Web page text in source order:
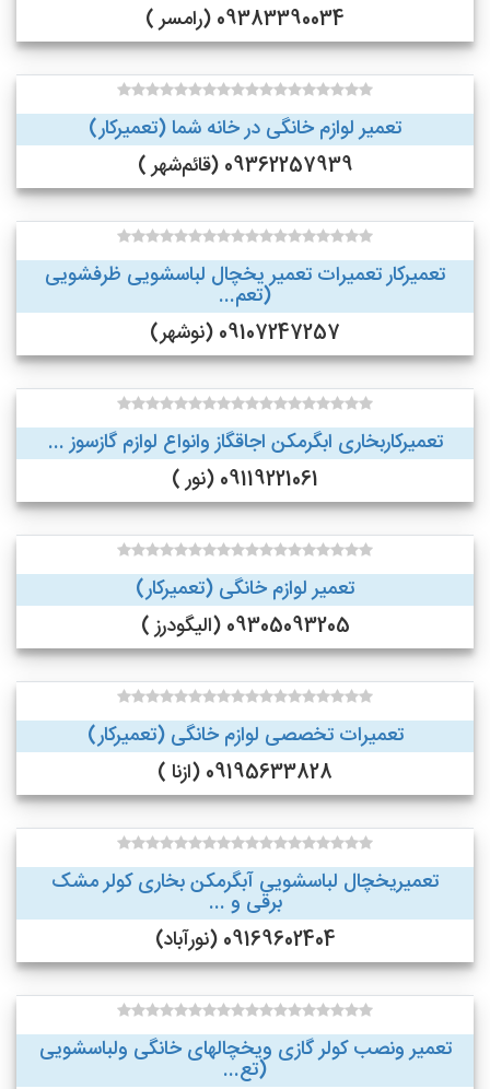
09383390034 (رامسر )
تعمیر لوازم خانگی در خانه شما (تعمیرکار)
09362257939 (قائم‌شهر )
تعمیرکار تعمیرات تعمیر یخچال لباسشویی ظرفشویی
(تعم...
09107247257 (نوشهر)
تعمیرکاربخاری ابگرمکن اجاقگاز وانواع لوازم گازسوز ...
09119221061 (نور )
تعمیر لوازم خانگی (تعمیرکار)
09305093205 (الیگودرز )
تعمیرات تخصصی لوازم خانگی (تعمیرکار)
09195633828 (ازنا )
تعمیریخچال لباسشویی آبگرمکن بخاری کولر مشک
برقی و ...
09169602404 (نورآباد)
تعمیر ونصب کولر گازی ویخچالهای خانگی ولباسشویی
(تع...